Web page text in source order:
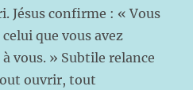
Jésus confirme : « Vous
que vous avez
vous. » Subtile relance
ouvrir, tout